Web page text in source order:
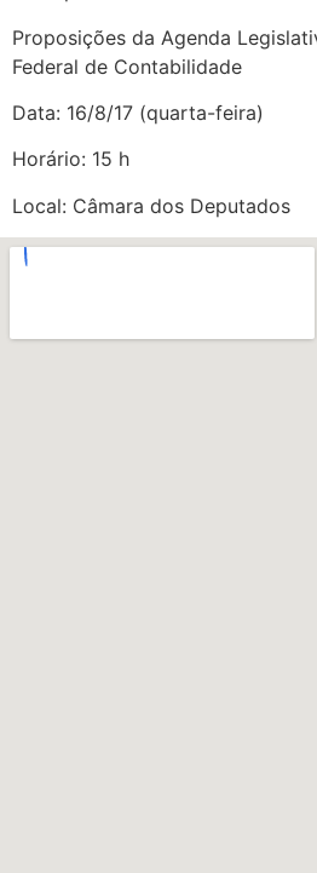
Proposições da Agenda
Federal de Contabilidade
Data: 16/8/17 (quarta-feira)
Horário: 15 h
Local: Câmara dos Deputados